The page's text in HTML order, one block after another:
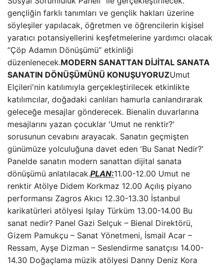
gençliğin farklı tanımları ve gençlik hakları üzerine
söyleşiler yapılacak, öğretmen ve öğrencilerin kişisel
yaratıcı potansiyellerini keşfetmelerine yardımcı olacak
“Çöp Adamın Dönüşümü” etkinliği
düzenlenecek.MODERN SANATTAN DİJİTAL SANATA
SANATIN DÖNÜŞÜMÜNÜ KONUŞUYORUZUmut
Elçileri'nin katılımıyla gerçekleştirilecek etkinlikte
katılımcılar, doğadaki canlıları hamurla canlandırarak
geleceğe mesajlar gönderecek. Bienalin duvarlarına
mesajlarını yazan çocuklar 'Umut ne renktir?'
sorusunun cevabını arayacak. Sanatın geçmişten
günümüze yolculuğuna davet eden 'Bu Sanat Nedir?'
Panelde sanatın modern sanattan dijital sanata
dönüşümü anlatılacak.PLAN:11.00-12.00 Umut ne
renktir Atölye Didem Korkmaz 12.00 Açılış piyano
performansı Zagros Akıcı 12.30-13.30 İstanbul
karikatürleri atölyesi Işılay Türküm 13.00-14.00 Bu
sanat nedir? Panel Gazi Selçuk – Bienal Direktörü,
Gizem Pamukçu – Sanat Yönetmeni, İsmail Acar –
Ressam, Ayşe Dizman – Seslendirme sanatçısı 14.00-
14.30 Doğaçlama müzik atölyesi Danny Deniz Kora